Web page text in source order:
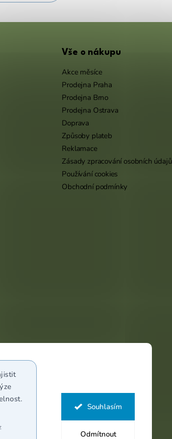
Odmítnout
Souhlasím
Vše o nákupu
Akce měsíce
Prodejna Praha
Prodejna Brno
Prodejna Ostrava
Doprava
Způsoby plateb
Reklamace
Zásady zpracování osobních údajů
Používání cookies
Obchodní podmínky